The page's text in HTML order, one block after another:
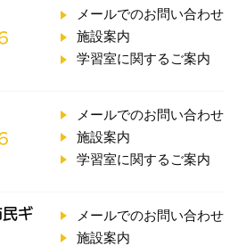
メールでのお問い合わせ
施設案内
学習室に関するご案内
メールでのお問い合わせ
施設案内
学習室に関するご案内
ギ
メールでのお問い合わせ
施設案内